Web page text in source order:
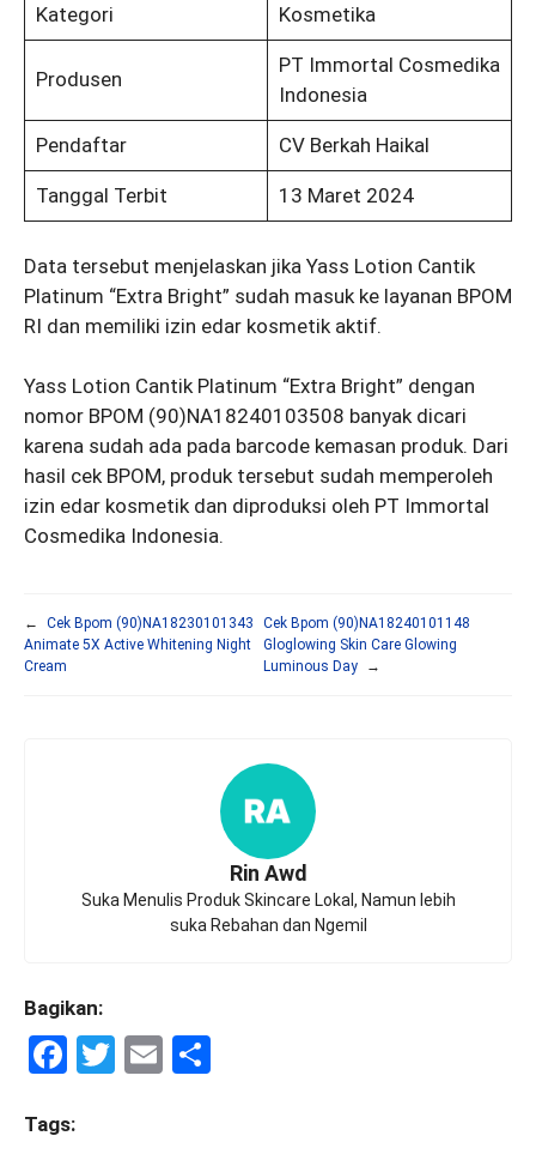
Kategori Kosmetika
Produsen
PT Immortal Cosmedika
Indonesia
Pendaftar CV Berkah Haikal
Tanggal Terbit 13 Maret 2024
Data tersebut menjelaskan jika Yass Lotion Cantik
Platinum “Extra Bright” sudah masuk ke layanan BPOM
RI dan memiliki izin edar kosmetik aktif.
Yass Lotion Cantik Platinum “Extra Bright” dengan
nomor BPOM (90)NA18240103508 banyak dicari
karena sudah ada pada barcode kemasan produk. Dari
hasil cek BPOM, produk tersebut sudah memperoleh
izin edar kosmetik dan diproduksi oleh PT Immortal
Cosmedika Indonesia.
←
Cek Bpom (90)NA18230101343
Animate 5X Active Whitening Night
Cream
Cek Bpom (90)NA18240101148
Gloglowing Skin Care Glowing
Luminous Day
→
Rin Awd
Suka Menulis Produk Skincare Lokal, Namun lebih
suka Rebahan dan Ngemil
Bagikan:
F
ce
T
E
Tags: